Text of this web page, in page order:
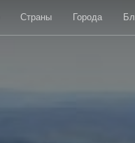
Страны Города